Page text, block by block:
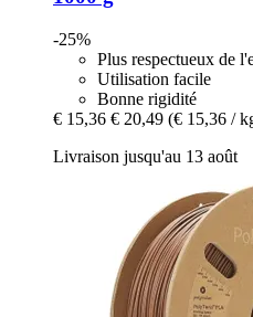
-25%
Plus respectueux de
Utilisation facile
Bonne rigidité
€ 15,36 € 20,49 (€ 15,36 /
Livraison jusqu'au 13 août